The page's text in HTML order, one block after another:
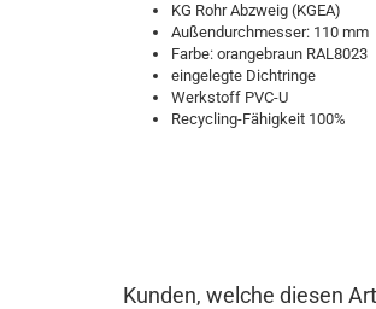
KG Rohr Abzweig (KGEA)
Außendurchmesser: 110 mm
Farbe: orangebraun RAL8023
eingelegte Dichtringe
Werkstoff PVC-U
Recycling-Fähigkeit 100%
Kunden, welche diesen